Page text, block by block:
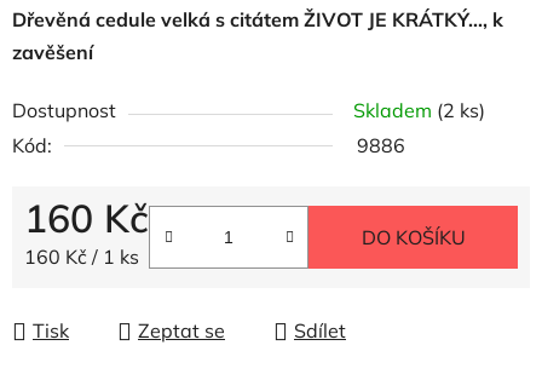
Dřevěná cedule velká s citátem ŽIVOT JE KRÁTKÝ..., k
zavěšení
Dostupnost Skladem (2 ks)
Kód:
9886
160 Kč
Měrná cena:
160 Kč / 1 ks
DO KOŠÍKU
Tisk Zeptat se Sdílet